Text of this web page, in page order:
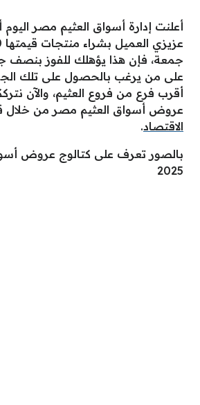
أعلنت إدارة أسواق العثيم مصر
جمعة، فإن هذا يؤهلك للفوز بنصف
على من يرغب بالحصول على تلك
أقرب فرع من فروع العثيم، والآن
عروض أسواق العثيم مصر من
الاقتصاد.
بالصور تعرف على كتالوج عروض
2025